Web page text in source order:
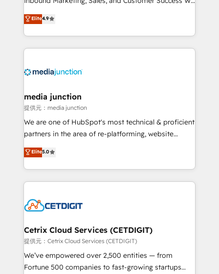
specialize in driving revenue growth for companies
across industries through tailored marketing, sales,
and customer success strategies, utilizing RevOps
methodologies. As Latin America's largest HubSpot
offer unparalleled insights. Operating in five
Mexico, USA, and Portugal—we've executed over a
hundred successful operations. Our approach,
rooted in RevOps principles, integrates analysis,
training, planning, and qualification. Leveraging
inbound marketing tactics, we focus on
understanding, nurturing, and converting leads.
competitive market.
Elite4.9
media junction
提供元：media junction
We are one of HubSpot's most technical & proficient
partners in the area of re-platforming, website
design & development. We specialize in multi-hub
implementations for mid-market & enterprise
companies. We are woman-owned, powered by
coffee, and we ❤️ dogs. We produce award-winning
Impact Award 🏆2022 Technical Expertise Impact
Award 🏆2020 Elite Solutions Partner 🏆2019
Integrations HubSpot Impact Award 🏆2019
Marketing Enablement HubSpot Impact Award 🏆
2018 Website Design HubSpot Impact Award 🏆2017
Elite5.0
Cetrix Cloud Services (CETDIGIT)
提供元：Cetrix Cloud Services (CETDIGIT)
We’ve empowered over 2,500 entities — from
Fortune 500 companies to fast-growing startups